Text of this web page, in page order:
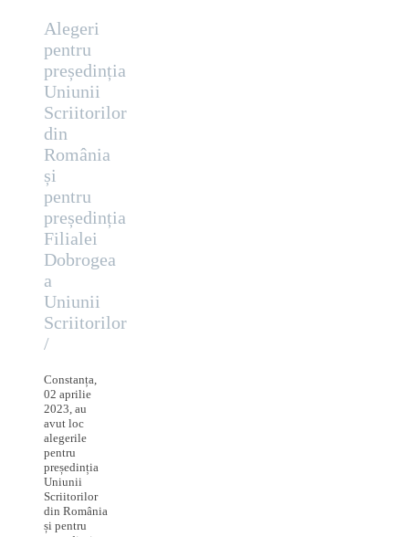
Alegeri
pentru
președinția
Uniunii
Scriitorilor
din
România
și
pentru
președinția
Filialei
Dobrogea
a
Uniunii
Scriitorilor
/
Constanța,
02 aprilie
2023, au
avut loc
alegerile
pentru
președinția
Uniunii
Scriitorilor
din România
și pentru